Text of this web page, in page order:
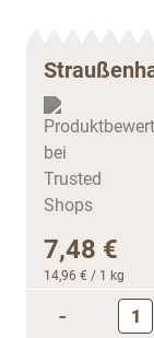
7,48 €
14,96 € / 1 kg
-